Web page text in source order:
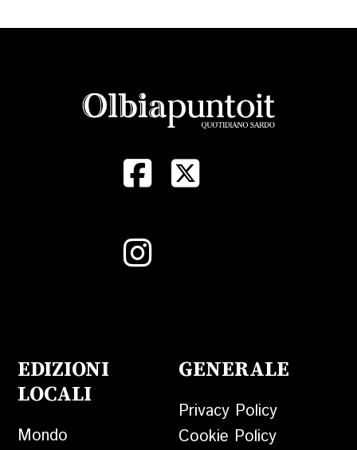
EDIZIONI
LOCALI
Mondo
GENERALE
Privacy Policy
Cookie Policy